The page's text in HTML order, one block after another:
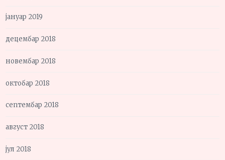
јануар 2019
децембар 2018
новембар 2018
октобар 2018
септембар 2018
август 2018
јул 2018